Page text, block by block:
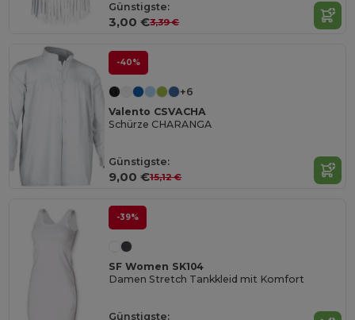
Günstigste:
3,00 €3,39 €
-40%
+6
Valento CSVACHA
Schürze CHARANGA
Günstigste:
9,00 €15,12 €
-39%
SF Women SK104
Damen Stretch Tankkleid mit Komfort
Günstigste: